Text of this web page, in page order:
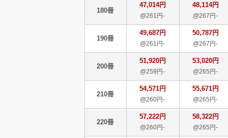
180冊
47,014円
@261円-
48,114円
@267円-
190冊
49,687円
@261円-
50,787円
@267円-
200冊
51,920円
@259円-
53,020円
@265円-
210冊
54,571円
@260円-
55,671円
@265円-
220冊
57,222円
@260円-
58,322円
@265円-